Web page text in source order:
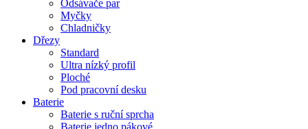
Odsávače par
Myčky
Chladničky
Dřezy
Standard
Ultra nízký profil
Ploché
Pod pracovní desku
Baterie
Baterie s ruční sprcha
Baterie jedno pákové